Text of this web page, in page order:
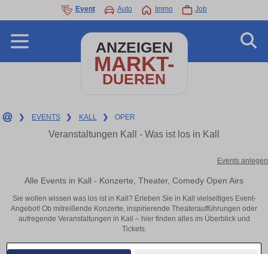
Event Auto Immo Job
ANZEIGEN
MARKT-
DUEREN
❯ EVENTS ❯ KALL ❯ OPER
Veranstaltungen Kall - Was ist los in Kall
Events anlegen
Alle Events in Kall - Konzerte, Theater, Comedy Open Airs
Sie wollen wissen was los ist in Kall? Erleben Sie in Kall vielseitiges Event-
Angebot! Ob mitreißende Konzerte, inspirierende Theateraufführungen oder
aufregende Veranstaltungen in Kall – hier finden alles im Überblick und
Tickets.